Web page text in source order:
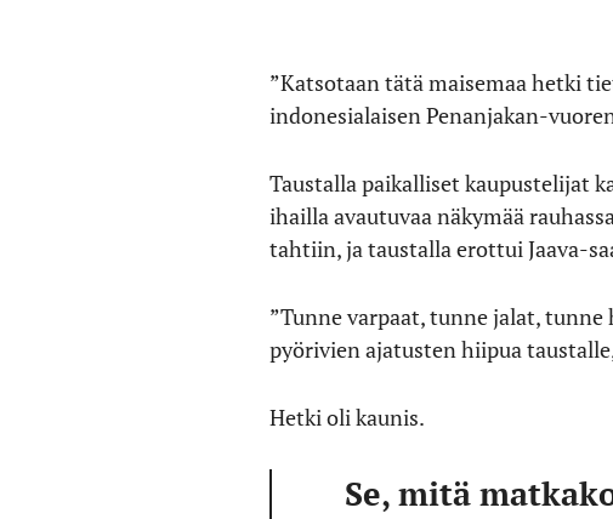
”Katsotaan tätä maisemaa hetki
indonesialaisen Penanjakan-
Taustalla paikalliset kaupustelijat
ihailla avautuvaa näkymää
tahtiin, ja taustalla erottui Jaava-
”Tunne varpaat, tunne jalat,
pyörivien ajatusten hiipua
Hetki oli kaunis.
Se, mitä